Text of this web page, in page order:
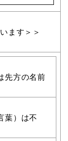
ます＞＞
先方の名前
葉）は不